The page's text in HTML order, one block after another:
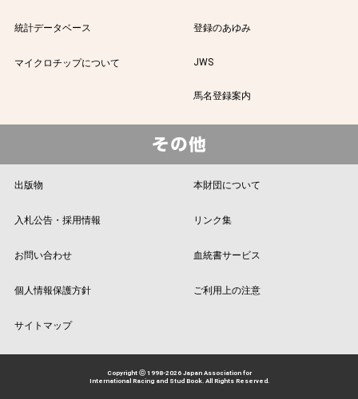
統計データベース 登録のあゆみ
マイクロチップについて JWS
馬名登録案内
出版物 本財団について
入札公告・採用情報 リンク集
お問い合わせ 血統書サービス
個人情報保護方針 ご利用上の注意
サイトマップ
Copyright ⓒ 1998-2026 Japan Association for
International Racing and Stud Book. All Rights Reserved.